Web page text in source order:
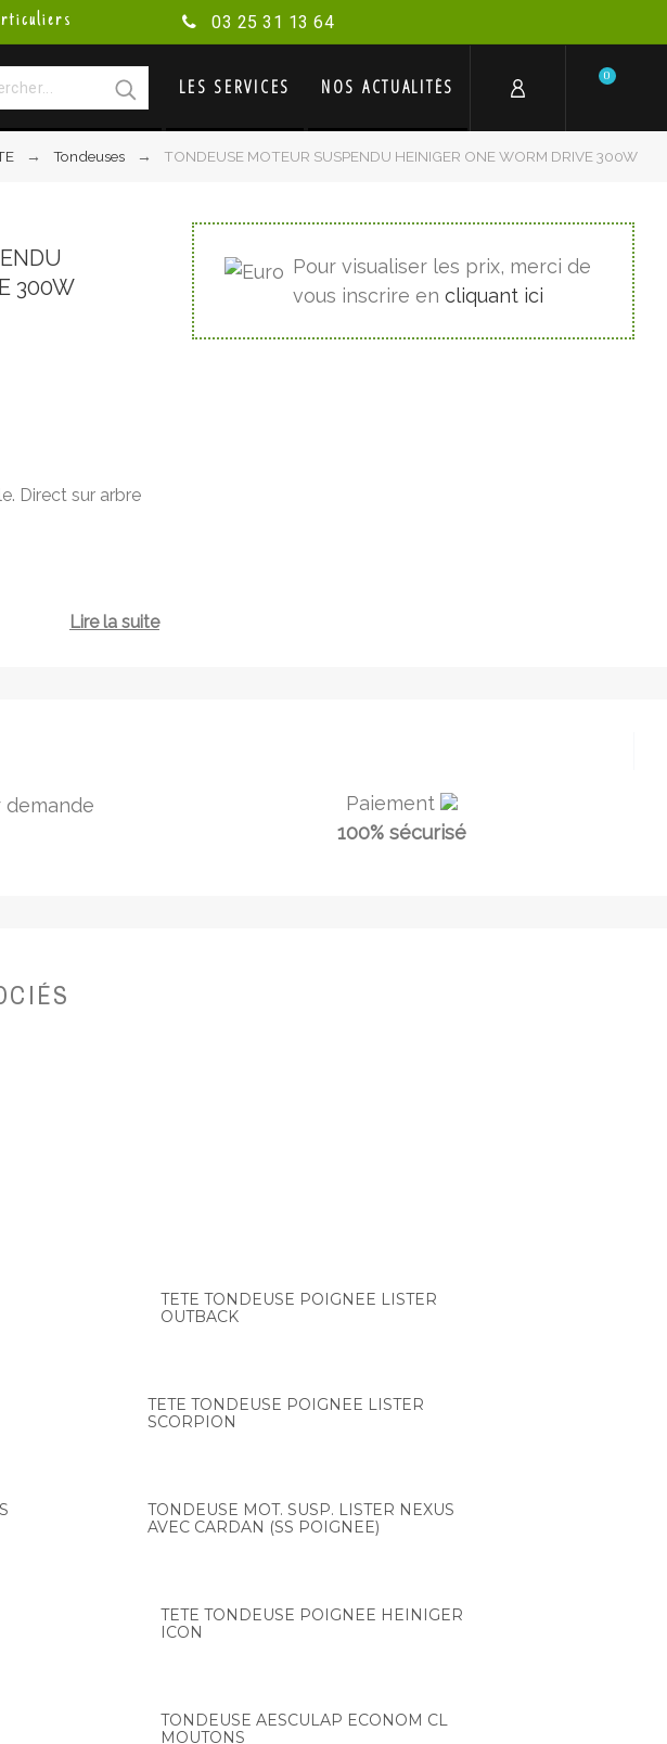
03 25 31 13 64
LES SERVICES NOS ACTUALITÉS 0
Tondeuses TONDEUSE MOTEUR SUSPENDU HEINIGER ONE WORM DRIVE 300W
300W
Direct sur arbre
Lire la suite
Pour visualiser les prix, merci de
vous inscrire en cliquant ici
demande
Paiement
100% sécurisé
TETE TONDEUSE POIGNEE LISTER
OUTBACK
TETE TONDEUSE POIGNEE LISTER
SCORPION
TONDEUSE MOT. SUSP. LISTER NEXUS
AVEC CARDAN (SS POIGNEE)
TETE TONDEUSE POIGNEE HEINIGER
ICON
TONDEUSE AESCULAP ECONOM CL
MOUTONS